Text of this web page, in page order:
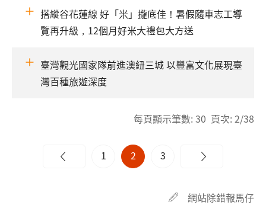
搭縱谷花蓮線 好「米」攏底佳！暑假隨車志工導
覽再升級，12個月好米大禮包大方送
臺灣觀光國家隊前進澳紐三城 以豐富文化展現臺
灣百種旅遊深度
每頁顯示筆數: 30 頁次: 2/38
1 2 3
網站除錯報馬仔